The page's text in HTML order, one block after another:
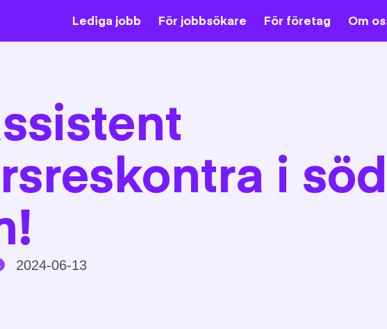
Lediga jobb För jobbsökare För företag Om
i
2024-06-13